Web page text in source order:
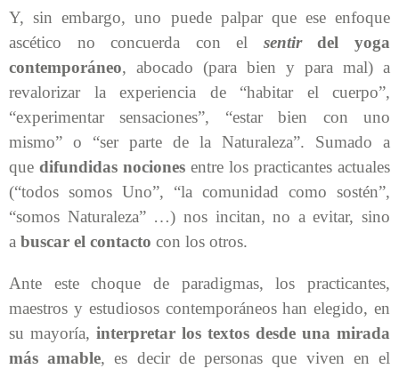
Y, sin embargo, uno puede palpar que ese enfoque
ascético no concuerda con el sentirdel yoga
contemporáneo, abocado (para bien y para mal) a
revalorizar la experiencia de “habitar el cuerpo”,
“experimentar sensaciones”, “estar bien con uno
mismo” o “ser parte de la Naturaleza”. Sumado a
que difundidas nociones entre los practicantes actuales
(“todos somos Uno”, “la comunidad como sostén”,
“somos Naturaleza” …) nos incitan, no a evitar, sino
a buscar el contacto con los otros.
Ante este choque de paradigmas, los practicantes,
maestros y estudiosos contemporáneos han elegido, en
su mayoría, interpretar los textos desde una mirada
más amable, es decir de personas que viven en el